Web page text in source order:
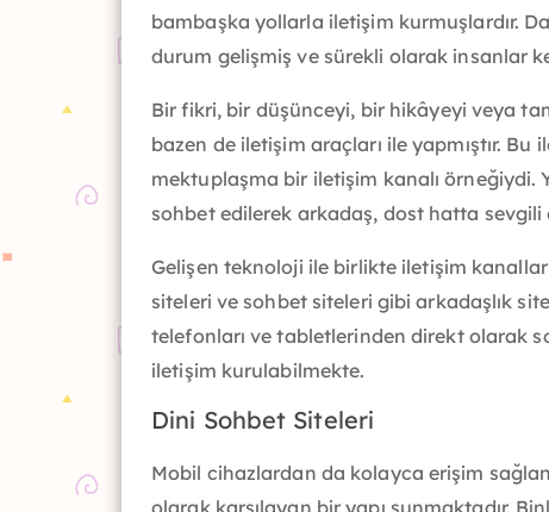
bambaşka yollarla iletişim kurmuşlardır.
durum gelişmiş ve sürekli olarak insanlar
Bir fikri, bir düşünceyi, bir hikâyeyi veya
bazen de iletişim araçları ile yapmıştır.
mektuplaşma bir iletişim kanalı örneğiydi.
sohbet edilerek arkadaş, dost hatta sevgili
Gelişen teknoloji ile birlikte iletişim
siteleri ve sohbet siteleri gibi arkadaşlık
telefonları ve tabletlerinden direkt olarak
iletişim kurulabilmekte.
Dini Sohbet Siteleri
Mobil cihazlardan da kolayca erişim
olarak karşılayan bir yapı sunmaktadır.